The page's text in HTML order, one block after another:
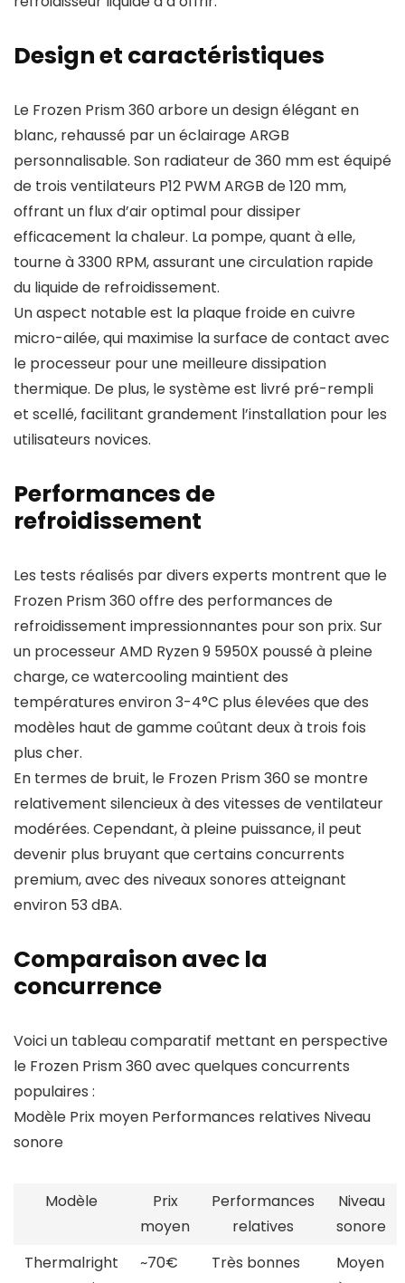
Design et caractéristiques
Le Frozen Prism 360 arbore un design élégant en
blanc, rehaussé par un éclairage ARGB
personnalisable. Son radiateur de 360 mm est équipé
de trois ventilateurs P12 PWM ARGB de 120 mm,
offrant un flux d’air optimal pour dissiper
efficacement la chaleur. La pompe, quant à elle,
tourne à 3300 RPM, assurant une circulation rapide
du liquide de refroidissement.
Un aspect notable est la plaque froide en cuivre
micro-ailée, qui maximise la surface de contact avec
le processeur pour une meilleure dissipation
thermique. De plus, le système est livré pré-rempli
et scellé, facilitant grandement l’installation pour les
utilisateurs novices.
Performances de
refroidissement
Les tests réalisés par divers experts montrent que le
Frozen Prism 360 offre des performances de
refroidissement impressionnantes pour son prix. Sur
un processeur AMD Ryzen 9 5950X poussé à pleine
charge, ce watercooling maintient des
températures environ 3-4°C plus élevées que des
modèles haut de gamme coûtant deux à trois fois
plus cher.
En termes de bruit, le Frozen Prism 360 se montre
relativement silencieux à des vitesses de ventilateur
modérées. Cependant, à pleine puissance, il peut
devenir plus bruyant que certains concurrents
premium, avec des niveaux sonores atteignant
environ 53 dBA.
Comparaison avec la
concurrence
Voici un tableau comparatif mettant en perspective
le Frozen Prism 360 avec quelques concurrents
populaires :
Modèle Prix moyen Performances relatives Niveau
sonore
Modèle
Prix
moyen
Performances
relatives
Niveau
sonore
Thermalright
~70€ Très bonnes
Moyen